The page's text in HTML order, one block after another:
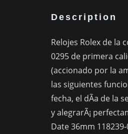
Description
Relojes Rolex de la
0295 de primera
(accionado por la
las siguientes
fecha, el dÃ­a de la
y alegrarÃ¡
Date 36mm